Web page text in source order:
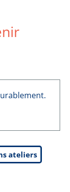
ateliers